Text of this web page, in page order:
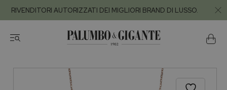
RIVENDITORI AUTORIZZATI DEI MIGLIORI BRAND DI LUSSO.